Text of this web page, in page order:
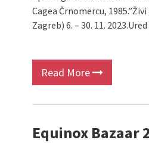
Cagea Črnomercu,
Zagreb) 6. – 30. 11.
Read More
Equinox Bazaar